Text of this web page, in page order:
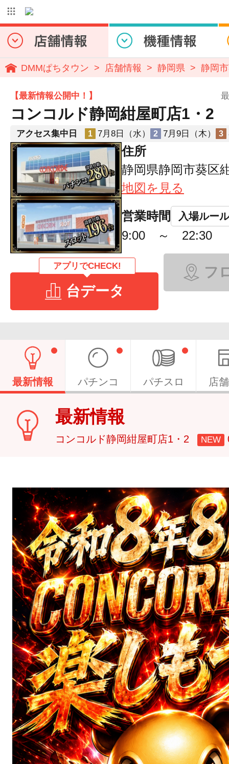
DMMぱちタウン 店舗情報 静岡県 静岡
【最新情報公開中！】
コンコルド静岡紺屋町店1・2
アクセス集中日 1 7月8日（水） 2 7月9日（木） 3
住所
静岡県静岡市葵区
地図を見る
営業時間 入場ルール
9:00 ～ 22:30
アプリでCHECK!
台データ
フ
最新情報 パチンコ パチスロ 店
最新情報
コンコルド静岡紺屋町店1・2 NEW